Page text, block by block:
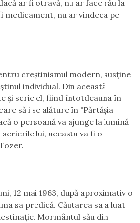
ar fi otravă, nu ar face rău la
medicament, nu ar vindeca pe
creştinismul modern, susţine
individual. Din această
şi scrie el, fiind întotdeauna în
să i se alăture în "Părtăşia
o persoană va ajunge la lumină
lui, aceasta va fi o
12 mai 1963, după aproximativ o
sa predică. Căutarea sa a luat
Mormântul său din